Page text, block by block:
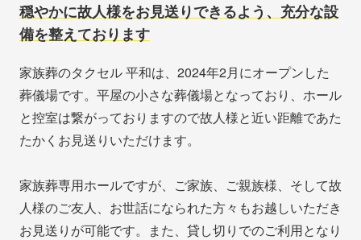
穏やかに故人様をお見送りできるよう、充分な設
備を整えております
家族葬のタクセル 平和は、2024年2月にオープンした
葬儀場です。平屋の小さな葬儀場となっており、ホール
と控室は繋がっておりますので故人様と近い距離であた
たかくお見送りいただけます。
家族葬専用ホールですが、ご家族、ご親族様、そして故
人様のご友人、お世話になられた方々もお越しいただき
お見送りが可能です。また、貸し切りでのご利用となり